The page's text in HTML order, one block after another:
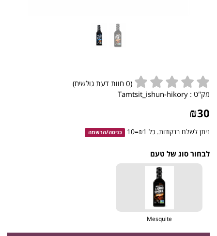
(
0 חוות דעת גולשים)
מק"ט : Tamtsit_ishun-hikory
₪30
ניתן לשלם בנקודות. כל ₪1=10 כניסה/הרשמה
לבחור סוג של טעם
Mesquite